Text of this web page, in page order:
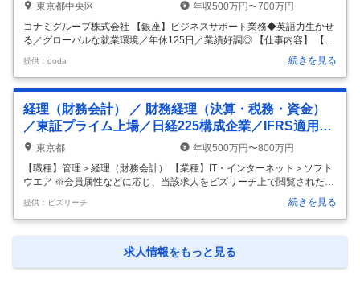
東京都中央区
年収500万円〜700万円
コナミグループ株式会社 【銀座】ビジネスサポート業務◆英語力生かせ
る／グローバルな就業環境／年休125日／業績好調◎ 【仕事内容】 【銀
座】ビジネスサポート業務◆英語力生かせる／グローバルな就業環境／
年休125日／業績好調◎ 【具体的な仕事内容】 ～東証プライム上場／8
年連続で「健康経営優良法人2024（ホワイト500）」に認定／年休125
日～ ■業務内容： ご経験値に応じ、Web3における最先端技術を活用し
た新規事業立ち上げにも参加いただきます。 （1）新規グローバルビジ
ネス全般の推進 （2）海外の各種パートナー企業との窓口業務 （3）プ
ロジェクト管理 （4）その他、簡単な決算業務（経費計上
提供：doda 続きを見る
経理（財務会計） ／ 財務経理（決算・税務・資金）
／東証プライム上場／日経225構成企業／IFRS適用企
業 東京都
年収500万円〜800万円
【職種】管理＞経理（財務会計） 【業種】IT・インターネット＞ソフト
ウエア ※会員属性などに応じ、当該求人をビズリーチ上で閲覧された際
に内容が異なる場合があります グループ本社の財務本部にて、本社およ
びグループ各社の経理・財務・税務等の業務を担当いただきます。 Web
3における最先端技術を活用した新規事業立ち上げに携わるチャンスも
あります。 ★ご経験に応じて、以下いずれかの業務をご担当いただきま
す★ 【1】決算業務（単体・連結） ・単体決算業務(日本基準) ・連結決
提供：ビズリーチ 続きを見る
求人情報をもっと見る